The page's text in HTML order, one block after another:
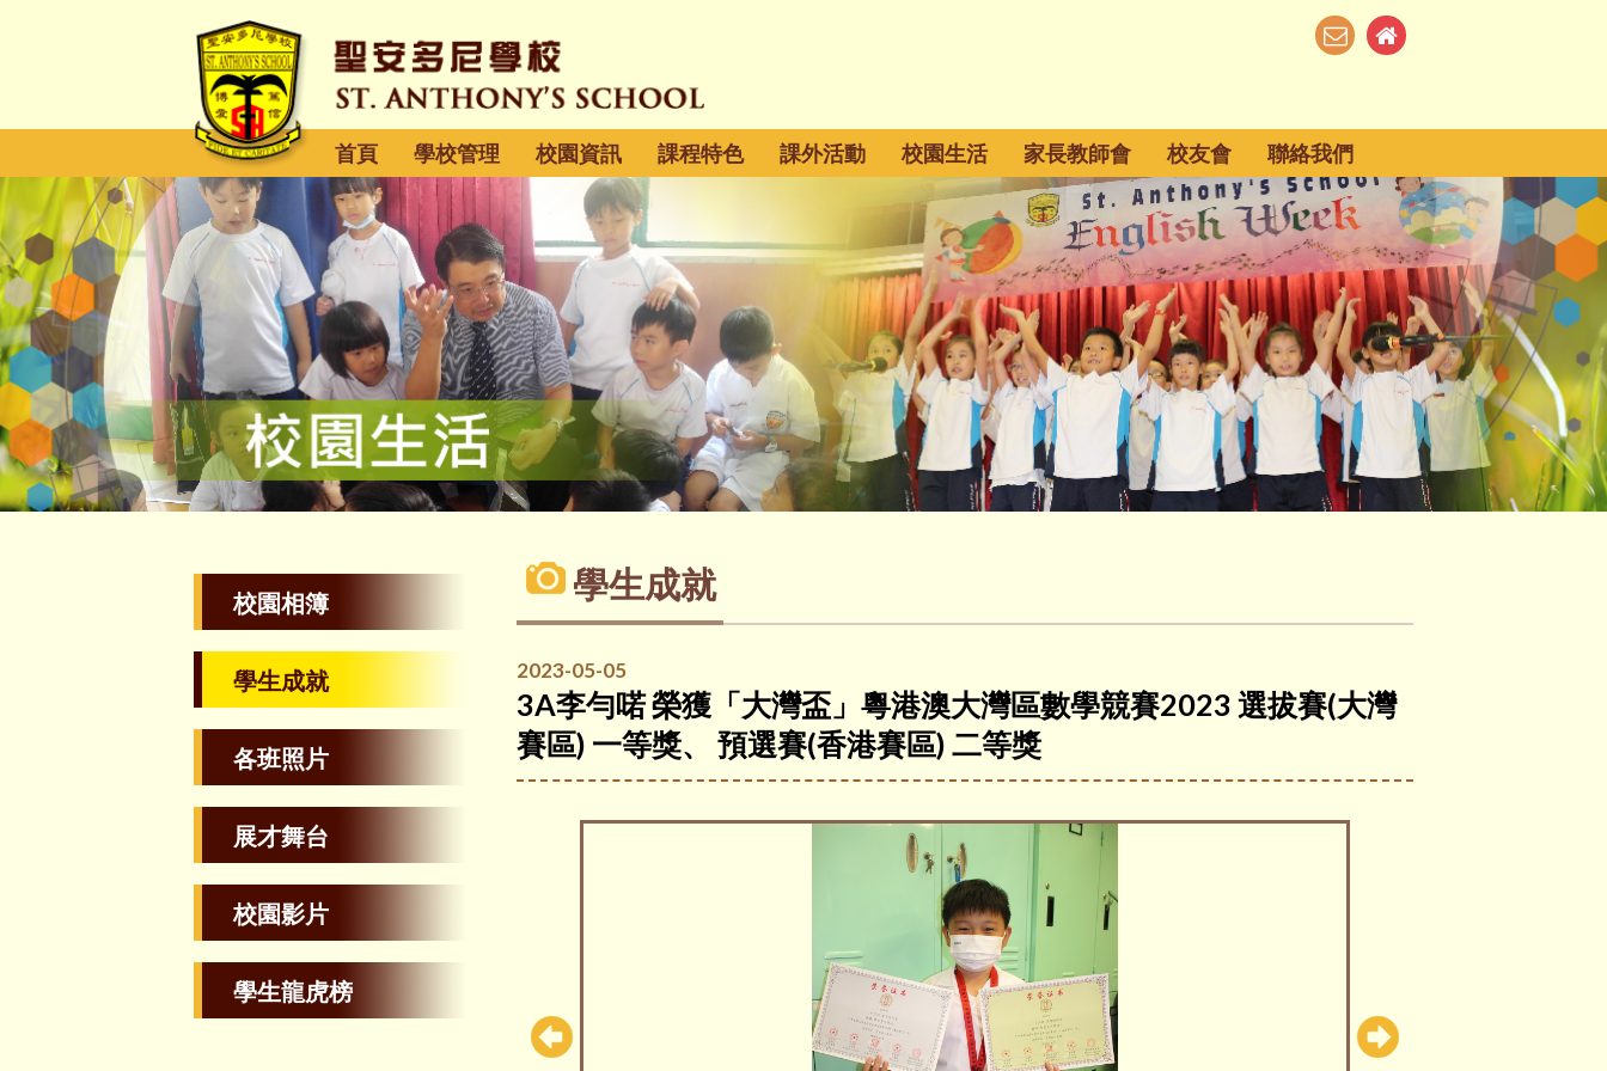
首頁 學校管理 校園資訊 課程特色 課外活動 校園生活 家長教師會 校友會 聯絡我們
校園相簿
學生成就
各班照片
展才舞台
校園影片
學生龍虎榜
學生成就
2023-05-05
3A李勻喏 榮獲「大灣盃」粵港澳大灣區數學競賽2023 選拔賽(大灣
賽區) 一等獎、 預選賽(香港賽區) 二等獎